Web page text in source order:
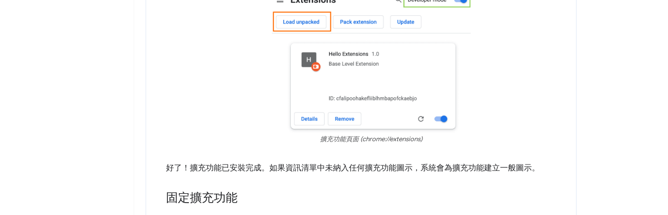
擴充功能頁面 (chrome://extensions)
好了！擴充功能已安裝完成。如果資訊清單中未納入任何擴充功能圖示，系統會為擴充功能建立一般圖示。
固定擴充功能